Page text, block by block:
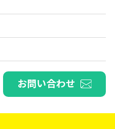
お問い合わせ